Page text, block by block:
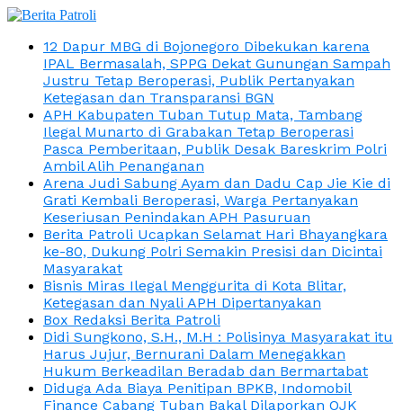
12 Dapur MBG di Bojonegoro Dibekukan karena
IPAL Bermasalah, SPPG Dekat Gunungan Sampah
Justru Tetap Beroperasi, Publik Pertanyakan
Ketegasan dan Transparansi BGN
APH Kabupaten Tuban Tutup Mata, Tambang
Ilegal Munarto di Grabakan Tetap Beroperasi
Pasca Pemberitaan, Publik Desak Bareskrim Polri
Ambil Alih Penanganan
Arena Judi Sabung Ayam dan Dadu Cap Jie Kie di
Grati Kembali Beroperasi, Warga Pertanyakan
Keseriusan Penindakan APH Pasuruan
Berita Patroli Ucapkan Selamat Hari Bhayangkara
ke-80, Dukung Polri Semakin Presisi dan Dicintai
Masyarakat
Bisnis Miras Ilegal Menggurita di Kota Blitar,
Ketegasan dan Nyali APH Dipertanyakan
Box Redaksi Berita Patroli
Didi Sungkono, S.H., M.H : Polisinya Masyarakat itu
Harus Jujur, Bernurani Dalam Menegakkan
Hukum Berkeadilan Beradab dan Bermartabat
Diduga Ada Biaya Penitipan BPKB, Indomobil
Finance Cabang Tuban Bakal Dilaporkan OJK